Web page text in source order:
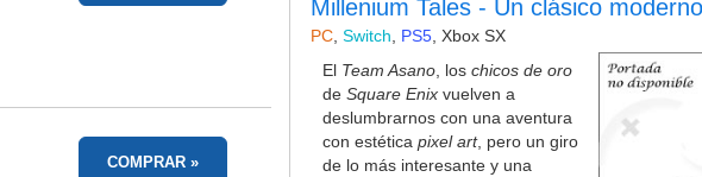
COMPRAR
Millenium Tales - Un clásico
PC,Switch, PS5,Xbox SX
El Team Asano, loschicos de oro
deSquare Enix vuelven a
deslumbrarnos con una aventura
con estéticapixel art, pero un giro
de lo más interesante y una